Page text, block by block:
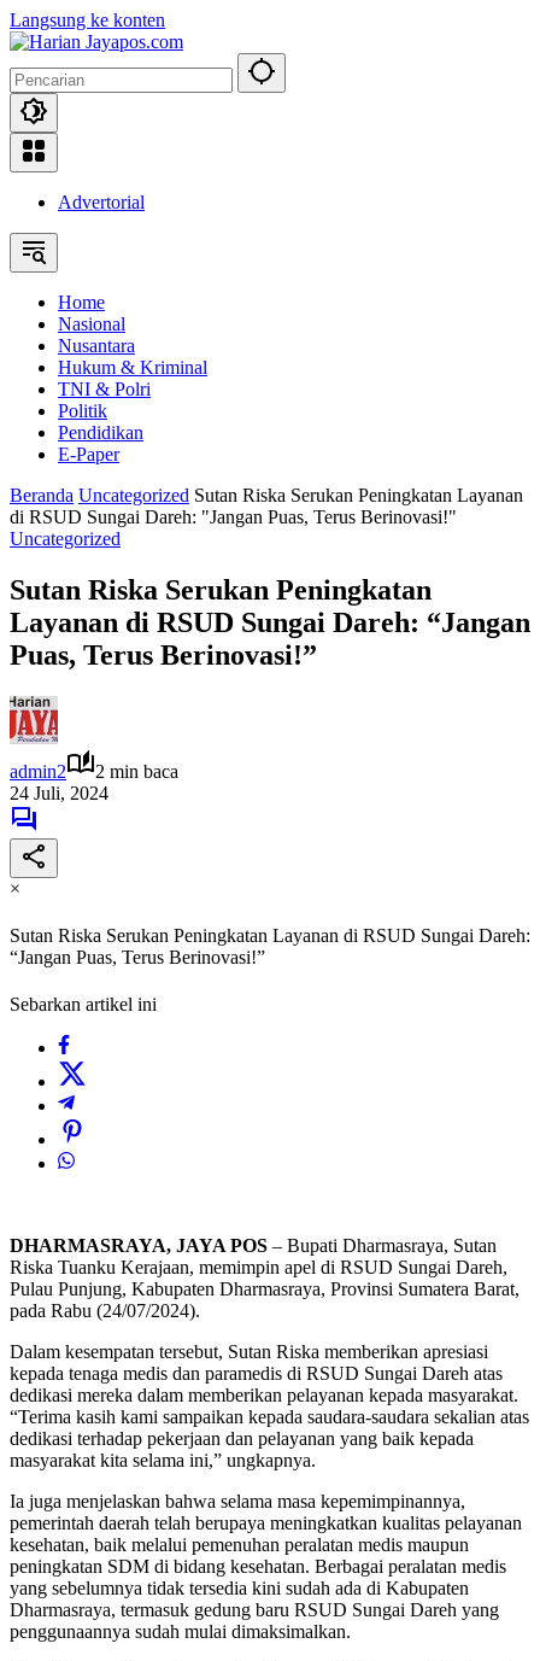
Langsung ke konten
Advertorial
Home
Nasional
Nusantara
Hukum & Kriminal
TNI & Polri
Politik
Pendidikan
E-Paper
Beranda Uncategorized Sutan Riska Serukan Peningkatan Layanan
di RSUD Sungai Dareh: "Jangan Puas, Terus Berinovasi!"
Uncategorized
Sutan Riska Serukan Peningkatan
Layanan di RSUD Sungai Dareh: “Jangan
Puas, Terus Berinovasi!”
admin2
2 min baca
24 Juli, 2024
×
Sutan Riska Serukan Peningkatan Layanan di RSUD Sungai Dareh:
“Jangan Puas, Terus Berinovasi!”
Sebarkan artikel ini
DHARMASRAYA, JAYA POS – Bupati Dharmasraya, Sutan
Riska Tuanku Kerajaan, memimpin apel di RSUD Sungai Dareh,
Pulau Punjung, Kabupaten Dharmasraya, Provinsi Sumatera Barat,
pada Rabu (24/07/2024).
Dalam kesempatan tersebut, Sutan Riska memberikan apresiasi
kepada tenaga medis dan paramedis di RSUD Sungai Dareh atas
dedikasi mereka dalam memberikan pelayanan kepada masyarakat.
“Terima kasih kami sampaikan kepada saudara-saudara sekalian atas
dedikasi terhadap pekerjaan dan pelayanan yang baik kepada
masyarakat kita selama ini,” ungkapnya.
Ia juga menjelaskan bahwa selama masa kepemimpinannya,
pemerintah daerah telah berupaya meningkatkan kualitas pelayanan
kesehatan, baik melalui pemenuhan peralatan medis maupun
peningkatan SDM di bidang kesehatan. Berbagai peralatan medis
yang sebelumnya tidak tersedia kini sudah ada di Kabupaten
Dharmasraya, termasuk gedung baru RSUD Sungai Dareh yang
penggunaannya sudah mulai dimaksimalkan.